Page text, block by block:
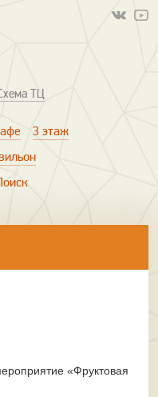
ТЦ
3 этаж
«Фруктовая